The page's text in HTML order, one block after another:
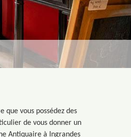
que vous possédez des
de vous donner un
Antiquaire à Ingrandes